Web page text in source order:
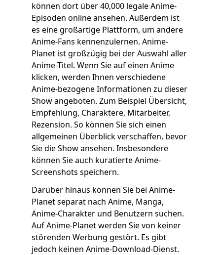
können dort über 40,000 legale Anime-
Episoden online ansehen. Außerdem ist
es eine großartige Plattform, um andere
Anime-Fans kennenzulernen. Anime-
Planet ist großzügig bei der Auswahl aller
Anime-Titel. Wenn Sie auf einen Anime
klicken, werden Ihnen verschiedene
Anime-bezogene Informationen zu dieser
Show angeboten. Zum Beispiel Übersicht,
Empfehlung, Charaktere, Mitarbeiter,
Rezension. So können Sie sich einen
allgemeinen Überblick verschaffen, bevor
Sie die Show ansehen. Insbesondere
können Sie auch kuratierte Anime-
Screenshots speichern.
Darüber hinaus können Sie bei Anime-
Planet separat nach Anime, Manga,
Anime-Charakter und Benutzern suchen.
Auf Anime-Planet werden Sie von keiner
störenden Werbung gestört. Es gibt
jedoch keinen Anime-Download-Dienst.